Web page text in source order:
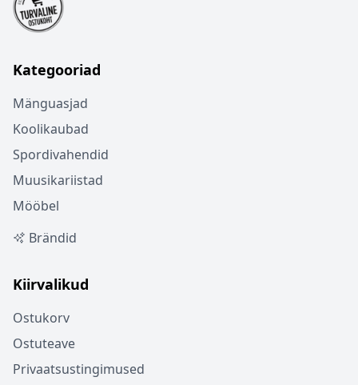
Kategooriad
Mänguasjad
Koolikaubad
Spordivahendid
Muusikariistad
Mööbel
Brändid
Kiirvalikud
Ostukorv
Ostuteave
Privaatsustingimused